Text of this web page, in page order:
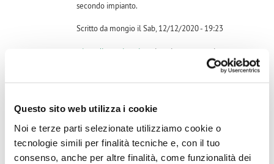
Questo sito web utilizza i cookie
Noi e terze parti selezionate utilizziamo cookie o
tecnologie simili per finalità tecniche e, con il tuo
consenso, anche per altre finalità, come funzionalità dei
secondo impianto.
Scritto da mongio il Sab, 12/12/2020 - 19:23
Accedio registratiper inserire commenti.
a proposito di un secondo impianto fotovoltaico con altro
contatore, è fattibile? grazie